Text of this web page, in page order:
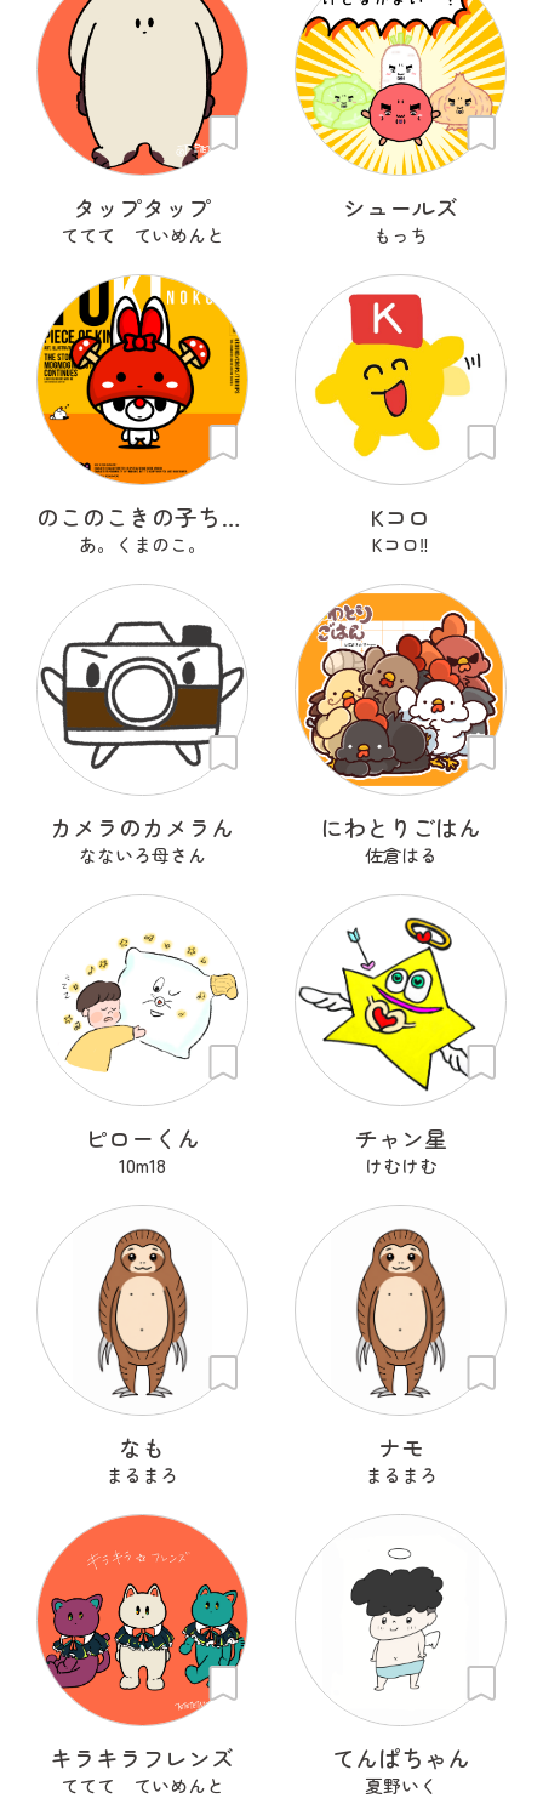
タップタップ
ててて ていめんと
シュールズ
もっち
のこのこきの子ちゃん
あ。くまのこ。
Kコロ
Kコロ‼︎
カメラのカメラん
なないろ母さん
にわとりごはん
佐倉はる
ピローくん
10m18
チャン星
けむけむ
なも
まるまろ
ナモ
まるまろ
キラキラフレンズ
ててて ていめんと
てんぱちゃん
夏野いく